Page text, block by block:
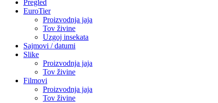
Pregled
EuroTier
Proizvodnja jaja
Tov živine
Uzgoj insekata
Sajmovi / datumi
Slike
Proizvodnja jaja
Tov živine
Filmovi
Proizvodnja jaja
Tov živine